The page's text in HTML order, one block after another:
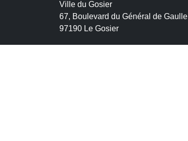
Ville du Gosier
67, Boulevard du Général de Gaulle
97190 Le Gosier